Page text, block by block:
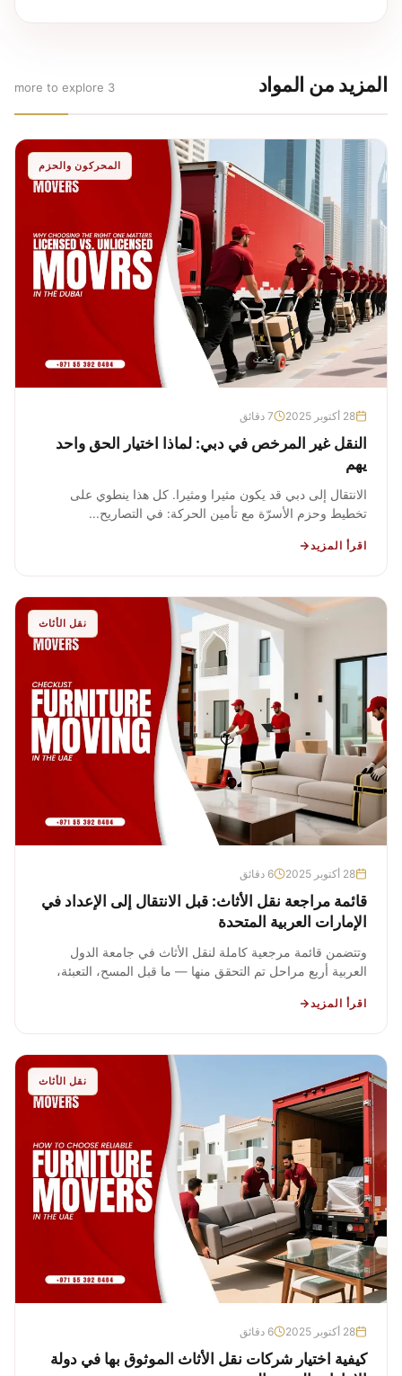
المزيد من المواد 3 more to explore
المحركون والحزم
28 أكتوبر 2025 7 دقائق
النقل غير المرخص في دبي: لماذا اختيار الحق واحد
يهم
الانتقال إلى دبي قد يكون مثيرا ومثيرا. كل هذا ينطوي على
تخطيط وحزم الأسرّة مع تأمين الحركة: في التصاريح...
اقرأ المزيد
نقل الأثاث
28 أكتوبر 2025 6 دقائق
قائمة مراجعة نقل الأثاث: قبل الانتقال إلى الإعداد في
الإمارات العربية المتحدة
وتتضمن قائمة مرجعية كاملة لنقل الأثاث في جامعة الدول
العربية أربع مراحل تم التحقق منها — ما قبل المسح، التعبئة،
اقرأ المزيد
نقل الأثاث
28 أكتوبر 2025 6 دقائق
كيفية اختيار شركات نقل الأثاث الموثوق بها في دولة